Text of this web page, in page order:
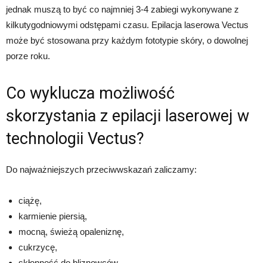
jednak muszą to być co najmniej 3-4 zabiegi wykonywane z
kilkutygodniowymi odstępami czasu. Epilacja laserowa Vectus
może być stosowana przy każdym fototypie skóry, o dowolnej
porze roku.
Co wyklucza możliwość
skorzystania z epilacji laserowej w
technologii Vectus?
Do najważniejszych przeciwwskazań zaliczamy:
ciążę,
karmienie piersią,
mocną, świeżą opaleniznę,
cukrzycę,